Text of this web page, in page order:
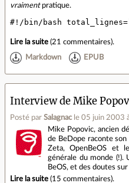
vraimentpratique.
#!/bin/bash
Lire la suite (21 commentaires).
Markdown EPUB
Interview de Mike
Posté par Salagnac le 05 juin 2003
Mike Popovic, ancien
de BeDope raconte
Zeta, OpenBeOS et
générale du monde (!).
BeOS, et des doutes
Lire la suite (15 commentaires).